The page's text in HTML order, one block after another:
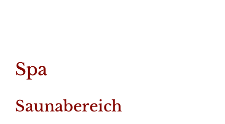
Spa
Saunabereich